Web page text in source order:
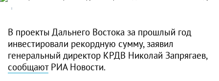
В проекты Дальнего Востока за прошлый год
инвестировали рекордную сумму, заявил
генеральный директор КРДВ Николай Запрягаев,
сообщаютРИА Новости.